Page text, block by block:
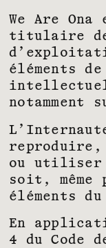
We Are
titulaire
éléments
ou utiliser
soit, même
éléments
En
4 du Code